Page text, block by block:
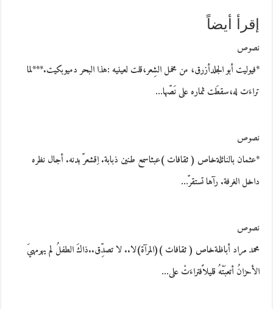
إقرأ أيضاً
نصوص
*فيوليت أبو الجلدأزرق، من مخمل الشِعر،قلت لعينيه :هذا البحر دميوبكيت.***لما
تراءَت له،سقطَت ثماره على نَصّها…
نصوص
*عثمان بالنائلةخاص ( ثقافات )عبثاسمع طنين ذبابة. اِقشعرّ بدنه. أجال نظره
داخل الغرفة. رآها تستقرّ…
نصوص
محمد مراد أباظةخاص ( ثقافات )(المرآة)لا.. لا تصدِّق..ذاكَ الطفلُ لم يهرمهيَ
الأحزانُ أتعبَتْهُ قليلاًفتراءَتْ على…